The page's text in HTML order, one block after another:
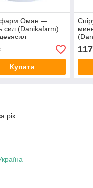
Оман —
сил (Danikafarm)
Купити
117
рік